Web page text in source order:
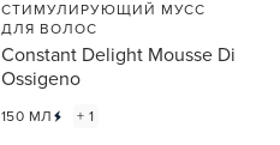
СТИМУЛИРУЮЩИЙ МУСС
ДЛЯ ВОЛОС
Constant Delight Mousse Di
Ossigeno
150 МЛ + 1